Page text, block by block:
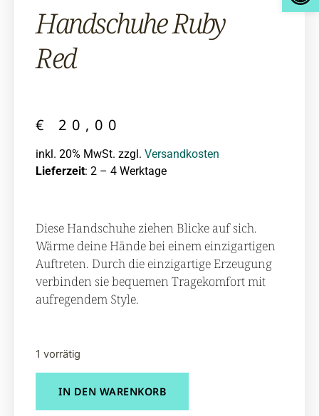
Hand­schuhe Ruby
Red
€ 20,00
inkl. 20% MwSt. zzgl. Versandkosten
Lieferzeit: 2 – 4 Werktage
Diese Handschuhe ziehen Blicke auf sich.
Wärme deine Hände bei einem einzigartigen
Auftreten. Durch die einzigartige Erzeugung
verbinden sie bequemen Tragekomfort mit
aufregendem Style.
1 vorrätig
IN DEN WARENKORB